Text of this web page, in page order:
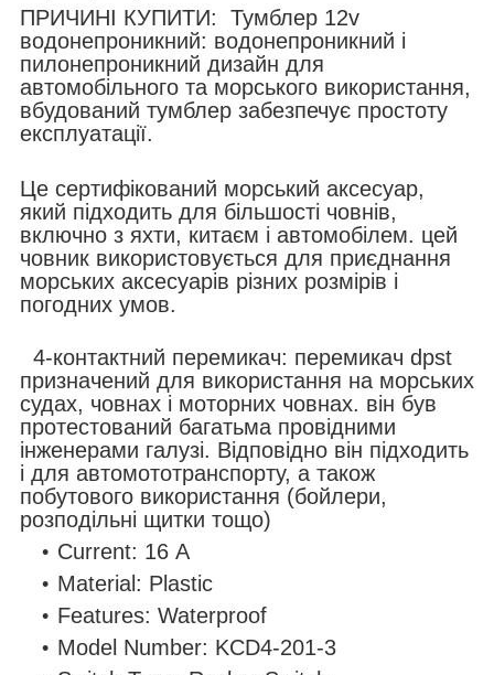
ПРИЧИНІ КУПИТИ: Тумблер 12v
водонепроникний: водонепроникний і
пилонепроникний дизайн для
автомобільного та морського використання,
вбудований тумблер забезпечує простоту
експлуатації.
Це сертифікований морський аксесуар,
який підходить для більшості човнів,
включно з яхти, китаєм і автомобілем. цей
човник використовується для приєднання
морських аксесуарів різних розмірів і
погодних умов.
4-контактний перемикач: перемикач dpst
призначений для використання на морських
судах, човнах і моторних човнах. він був
протестований багатьма провідними
інженерами галузі. Відповідно він підходить
і для автомототранспорту, а також
побутового використання (бойлери,
розподільні щитки тощо)
Current: 16 A
Material: Plastic
Features: Waterproof
Model Number: KCD4-201-3